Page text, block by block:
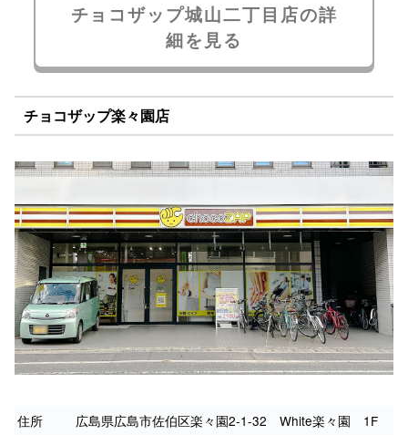
チョコザップ城山二丁目店の詳
細を見る
チョコザップ楽々園店
住所
広島県広島市佐伯区楽々園2-1-32 White楽々園 1F